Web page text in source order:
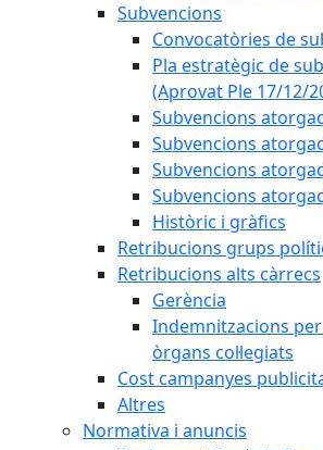
Subvencions
Convocatòries de
Pla estratègic de
(Aprovat Ple 17/12/
Subvencions
Subvencions
Subvencions
Subvencions
Històric i gràfics
Retribucions grups
Retribucions alts càrrecs
Gerència
Indemnitzacions
òrgans col·legiats
Cost campanyes
Altres
Normativa i anuncis